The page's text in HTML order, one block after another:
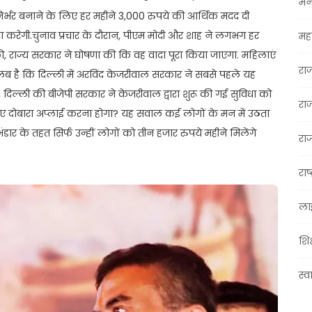
बनाने के लिए हर महीने 3,000 रुपये की आर्थिक मदद दी
प्रचार के दौरान, पीएम मोदी और शाह ने लगभग हर
सरकार ने घोषणा की कि वह वादा पूरा किया जाएगा. महिलाएं
है कि दिल्ली में अरविंद केजरीवाल सरकार ने सबसे पहले यह
की बीजेपी सरकार ने केजरीवाल द्वारा शुरू की गई सुविधा को
दोबारा अप्लाई करना होगा? यह सवाल कई लोगों के मन में उठता
के तहत सिर्फ उन्हीं लोगों को तीन हजार रुपये महीने मिलेंगे